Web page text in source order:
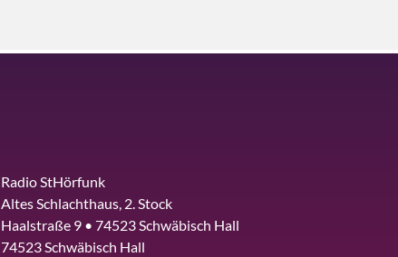
Radio StHörfunk
Altes Schlachthaus, 2. Stock
Haalstraße 9 • 74523 Schwäbisch Hall
74523 Schwäbisch Hall